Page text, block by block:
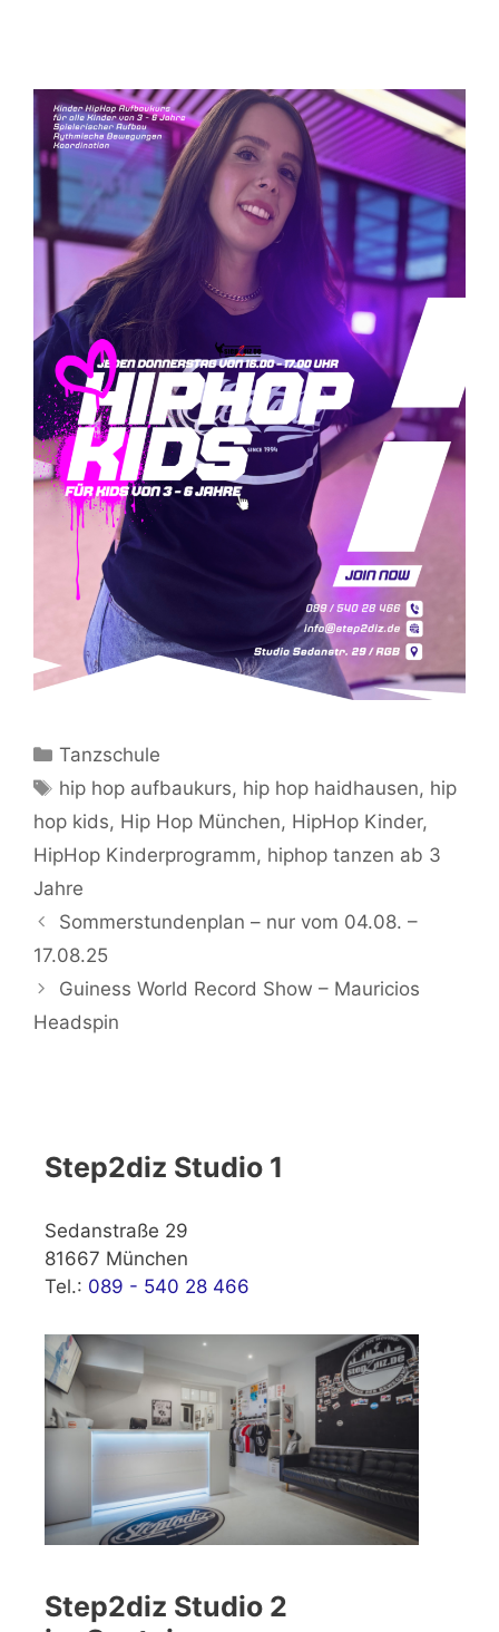
Kategorien
Tanzschule
Schlagwörter
hip hop aufbaukurs, hip hop haidhausen, hip
hop kids, Hip Hop München, HipHop Kinder,
HipHop Kinderprogramm, hiphop tanzen ab 3
Jahre
Sommerstundenplan – nur vom 04.08. –
17.08.25
Guiness World Record Show – Mauricios
Headspin
Step2diz Studio 1
Sedanstraße 29
81667 München
Tel.: 089 - 540 28 466
Step2diz Studio 2